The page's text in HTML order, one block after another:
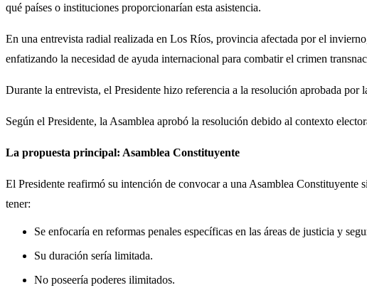
qué países o instituciones proporcionarían esta asistencia.
En una entrevista radial realizada en Los Ríos, provincia afectada por el
enfatizando la necesidad de ayuda internacional para combatir el crimen
Durante la entrevista, el Presidente hizo referencia a la resolución aprobada
Según el Presidente, la Asamblea aprobó la resolución debido al contexto
La propuesta principal: Asamblea Constituyente
El Presidente reafirmó su intención de convocar a una Asamblea Constituyente
tener:
Se enfocaría en reformas penales específicas en las áreas de justicia y
Su duración sería limitada.
No poseería poderes ilimitados.